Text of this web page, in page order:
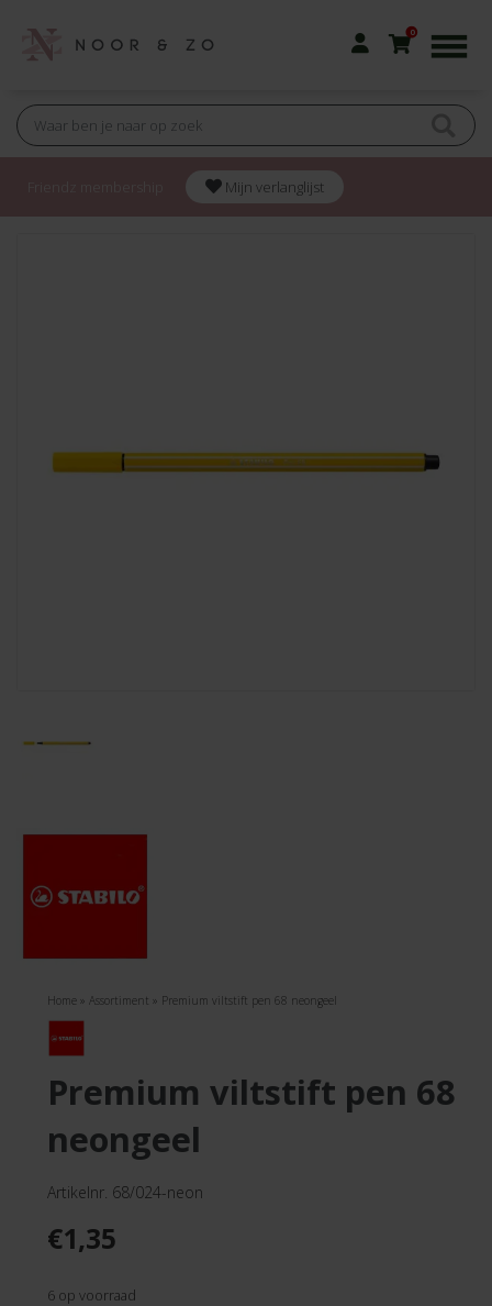
0
Mijn verlanglijst
Home » Assortiment » Premium viltstift pen 68 neongeel
premium viltstift pen 68
neongeel
Artikelnr. 68/024-neon
€1,35
6 op voorraad